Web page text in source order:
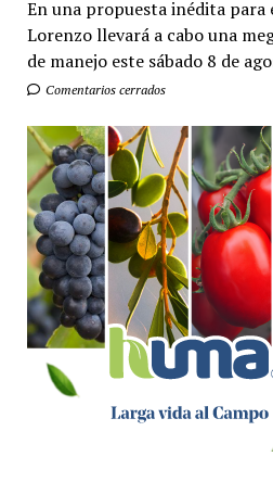
En una propuesta inédita para
Lorenzo llevará a cabo una
de manejo este sábado 8 de
Comentarios cerrados